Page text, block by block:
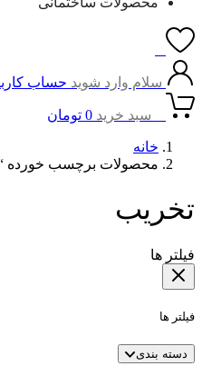
سلام وارد شوید حساب
سبد خرید 0 تومان
خانه
محصولات برچسب خورده
تخریب
فیلتر ها
فیلتر ها
دسته بندی